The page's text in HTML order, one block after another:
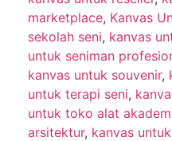
marketplace, Kanvas
sekolah seni, kanvas
untuk seniman
kanvas untuk souvenir,
untuk terapi seni,
untuk toko alat
arsitektur, kanvas